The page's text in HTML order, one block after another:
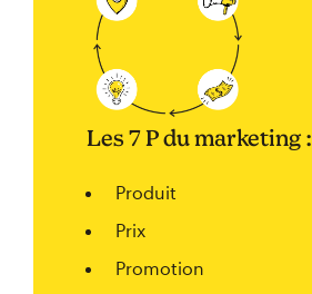
Les 7 P du marketing :
Produit
Prix
Promotion